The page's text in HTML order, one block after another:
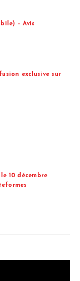
– Avis
exclusive sur
10 décembre